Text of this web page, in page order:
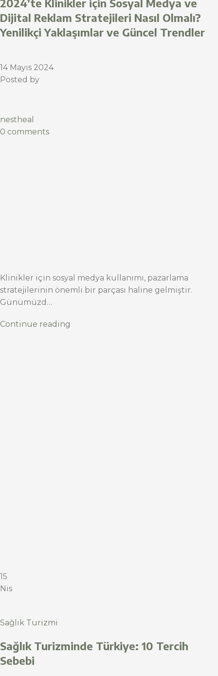
2024’te Klinikler için Sosyal Medya ve
Dijital Reklam Stratejileri Nasıl Olmalı?
Yenilikçi Yaklaşımlar ve Güncel Trendler
14 Mayıs 2024
Posted by
nestheal
0 comments
Klinikler için sosyal medya kullanımı, pazarlama
stratejilerinin önemli bir parçası haline gelmiştir.
Günümüzd…
Continue reading
15
Nis
Sağlık Turizmi
Sağlık Turizminde Türkiye: 10 Tercih
Sebebi